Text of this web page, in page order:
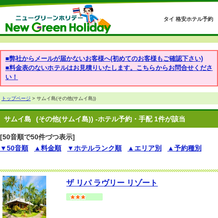
タイ 格安ホテル予約
■弊社からメールが届かないお客様へ(初めてのお客様もご確認下さい)
■料金表のないホテルはお見積りいたします。こちらからお問合せくださ
い！
トップページ > サムイ島(その他(サムイ島))
サムイ島 (その他(サムイ島)) -ホテル予約・手配 1件が該当
[50音順で50件づつ表示]
▼50音順
▲料金順 ▼ホテルランク順 ▲エリア別 ▲予約種別
ザ リパ ラヴリー リゾート